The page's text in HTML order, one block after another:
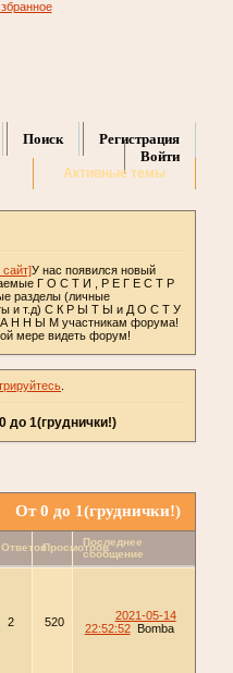
Поиск
Регистрация
Войти
Активные темы
У нас появился новый
Г О С Т И , Р Е Г Е С Т Р
разделы (личные
и т.д) С К Р Ы Т Ы и Д О С Т У
Н Н Ы М участникам форума!
мере видеть форум!
до 1(груднички!)
От 0 до 1(груднички!)
ОтветовПросмотровПоследнее
сообщение
2
520
2021-05-14
22:52:52
Bomba